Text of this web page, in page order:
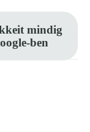
mindig
ben